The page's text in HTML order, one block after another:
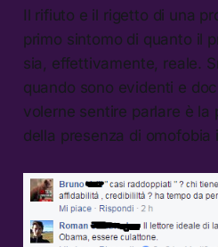
Il rifiuto e il rigetto di una
primo sintomo di quanto il
sia, effettivamente, reale.
quando sono evidenti e
volerne sentire parlare è la
della presenza di omofobia